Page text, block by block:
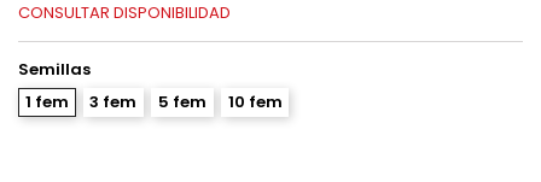
CONSULTAR DISPONIBILIDAD
Semillas
1 fem
3 fem 5 fem 10 fem